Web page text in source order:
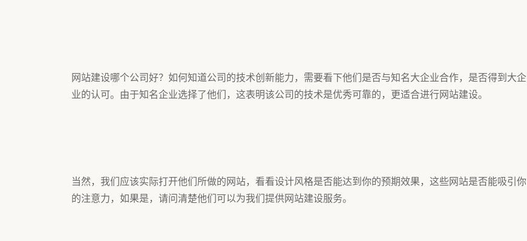
网站建设哪个公司好？如何知道公司的技术创新能力，需要看下他们是否与知名大企业合作，是否得到大企
业的认可。由于知名企业选择了他们，这表明该公司的技术是优秀可靠的，更适合进行网站建设。
当然，我们应该实际打开他们所做的网站，看看设计风格是否能达到你的预期效果，这些网站是否能吸引你
的注意力，如果是，请问清楚他们可以为我们提供网站建设服务。